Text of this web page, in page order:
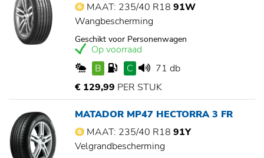
MAAT: 235/40 R18 91W
Wangbescherming
Geschikt voor Personenwagen
Op voorraad
B
C
71 db
€ 129,99 PER STUK
MATADOR MP47 HECTORRA 3 FR
MAAT: 235/40 R18 91Y
Velgrandbescherming